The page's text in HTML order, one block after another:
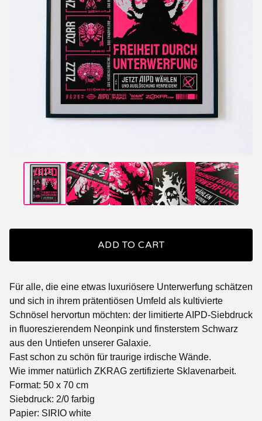
ADD TO CART
Für alle, die eine etwas luxuriösere Unterwerfung schätzen
und sich in ihrem prätentiösen Umfeld als kultivierte
Schnösel hervortun möchten: der limitierte AIPD-Siebdruck
in fluoreszierendem Neonpink und finsterstem Schwarz
aus den Untiefen unserer Galaxie.
Fast schon zu schön für traurige irdische Wände.
Wie immer natürlich ZKRAG zertifizierte Sklavenarbeit.
Format: 50 x 70 cm
Siebdruck: 2/0 farbig
Papier: SIRIO white